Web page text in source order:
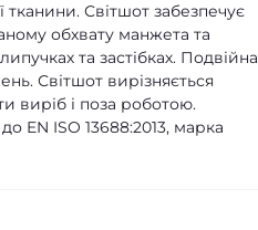
тканини. Світшот забезпечує
обхвату манжета та
та застібках. Подвійна
Світшот вирізняється
виріб і поза роботою.
EN ISO 13688:2013, марка